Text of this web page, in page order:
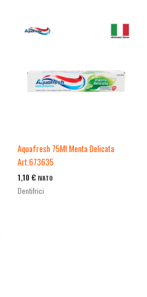
Aquafresh 75Ml Menta Delicata
Art.673635
1,10 € IVATO
Dentifrici